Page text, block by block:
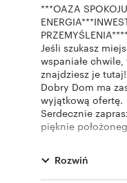
***OAZA
Jeśli szukasz
wspaniałe
znajdziesz je
Dobry Dom ma
wyjątkową ofertę.
Serdecznie
pięknie
Powierzchnia
natomiast
Rozwiń